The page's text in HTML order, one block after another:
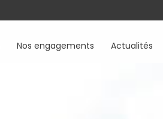
Nos engagements Actualités